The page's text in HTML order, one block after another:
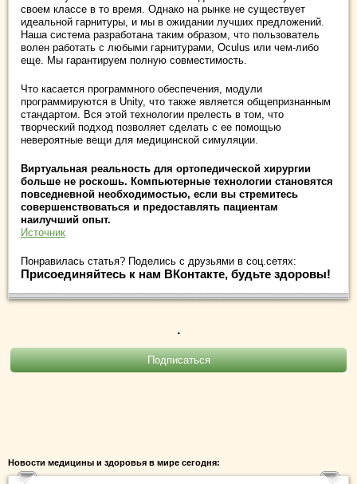
своем классе в то время. Однако на рынке не существует
идеальной гарнитуры, и мы в ожидании лучших предложений.
Наша система разработана таким образом, что пользователь
волен работать с любыми гарнитурами, Oculus или чем-либо
еще. Мы гарантируем полную совместимость.
Что касается программного обеспечения, модули
программируются в Unity, что также является общепризнанным
стандартом. Вся этой технологии прелесть в том, что
творческий подход позволяет сделать с ее помощью
невероятные вещи для медицинской симуляции.
Виртуальная реальность для ортопедической хирургии
больше не роскошь. Компьютерные технологии становятся
повседневной необходимостью, если вы стремитесь
совершенствоваться и предоставлять пациентам
наилучший опыт.
Источник
Понравилась статья? Поделись с друзьями в соц.сетях:
Присоединяйтесь к нам ВКонтакте, будьте здоровы!
.
Новости медицины и здоровья в мире сегодня: